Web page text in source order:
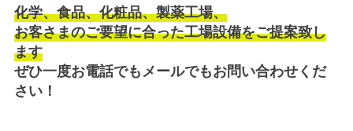
化学、食品、化粧品、製薬工場、
お客さまのご要望に合った工場設備をご提案致し
ます
ぜひ一度お電話でもメールでもお問い合わせくだ
さい！